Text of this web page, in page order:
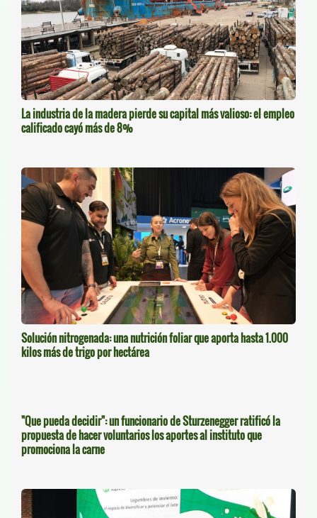
La industria de la madera pierde su capital más valioso: el empleo
calificado cayó más de 8%
Solución nitrogenada: una nutrición foliar que aporta hasta 1.000
kilos más de trigo por hectárea
"Que pueda decidir": un funcionario de Sturzenegger ratificó la
propuesta de hacer voluntarios los aportes al instituto que
promociona la carne